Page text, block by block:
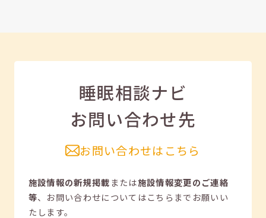
睡眠相談ナビ
お問い合わせ先
お問い合わせはこちら
施設情報の新規掲載または施設情報変更のご連絡
等、 お問い合わせについてはこちらまでお願いい
たします。